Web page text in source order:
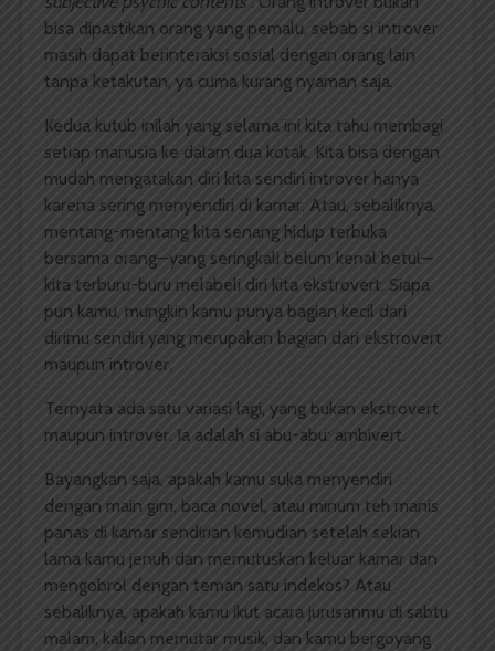
bisa dipastikan orang yang pemalu, sebab si introver
masih dapat berinteraksi sosial dengan orang lain
tanpa ketakutan, ya cuma kurang nyaman saja.
Kedua kutub inilah yang selama ini kita tahu membagi
setiap manusia ke dalam dua kotak. Kita bisa dengan
mudah mengatakan diri kita sendiri introver hanya
karena sering menyendiri di kamar. Atau, sebaliknya,
mentang-mentang kita senang hidup terbuka
bersama orang—yang seringkali belum kenal betul—
kita terburu-buru melabeli diri kita ekstrovert. Siapa
pun kamu, mungkin kamu punya bagian kecil dari
dirimu sendiri yang merupakan bagian dari ekstrovert
maupun introver.
Ternyata ada satu variasi lagi, yang bukan ekstrovert
maupun introver. Ia adalah si abu-abu: ambivert.
Bayangkan saja, apakah kamu suka menyendiri
dengan main gim, baca novel, atau minum teh manis
panas di kamar sendirian kemudian setelah sekian
lama kamu jenuh dan memutuskan keluar kamar dan
mengobrol dengan teman satu indekos? Atau
sebaliknya, apakah kamu ikut acara jurusanmu di sabtu
malam, kalian memutar musik, dan kamu bergoyang